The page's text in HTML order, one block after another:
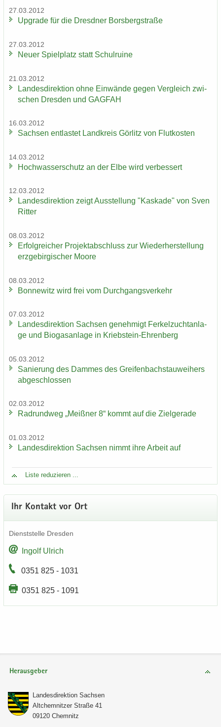
27.03.2012
Up­grade für die Dresd­ner Borsberg­stra­ße
27.03.2012
Neuer Spiel­platz statt Schul­rui­ne
21.03.2012
Lan­des­di­rek­ti­on ohne Ein­wän­de gegen Ver­gleich zwi­
schen Dres­den und GAG­FAH
16.03.2012
Sach­sen ent­las­tet Land­kreis Gör­litz von Flut­kos­ten
14.03.2012
Hoch­was­ser­schutz an der Elbe wird ver­bes­sert
12.03.2012
Lan­des­di­rek­ti­on zeigt Aus­stel­lung "Kas­ka­de" von Sven
Rit­ter
08.03.2012
Er­folg­rei­cher Pro­jekt­ab­schluss zur Wie­der­her­stel­lung
erz­ge­bir­gi­scher Moore
08.03.2012
Bon­ne­witz wird frei vom Durch­gangs­ver­kehr
07.03.2012
Lan­des­di­rek­ti­on Sach­sen ge­neh­migt Fer­kel­zucht­an­la­
ge und Bio­gas­an­la­ge in Kriebstein-​Ehrenberg
05.03.2012
Sa­nie­rung des Dam­mes des Grei­fen­bach­stau­wei­hers
ab­ge­schlos­sen
02.03.2012
Rad­rund­weg „Meiß­ner 8“ kommt auf die Ziel­ge­ra­de
01.03.2012
Lan­des­di­rek­ti­on Sach­sen nimmt ihre Ar­beit auf
Liste re­du­zie­ren ...
Ihr Kon­takt vor Ort
Dienst­stel­le Dres­den
In­golf Ul­rich
0351 825 - 1031
0351 825 - 1091
Herausgeber
Lan­des­di­rek­ti­on Sach­sen
Alt­chem­nit­zer Stra­ße 41
09120 Chem­nitz